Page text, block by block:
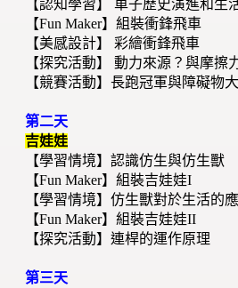
【認知學習】 車子歷史演進和生
【Fun Maker】組裝衝鋒飛車
【美感設計】 彩繪衝鋒飛車
【探究活動】 動力來源？與摩擦
【競賽活動】長跑冠軍與障礙物
第二天
吉娃娃
【學習情境】認識仿生與仿生獸
【Fun Maker】組裝吉娃娃I
【學習情境】仿生獸對於生活的
【Fun Maker】組裝吉娃娃II
【探究活動】連桿的運作原理
第三天